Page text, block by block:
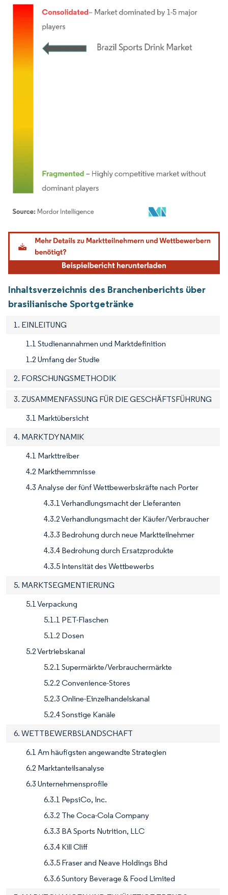
Bild © Mordor Intelligence. Wiederverwendung erfordert Namensnennung gemäß
Inhaltsverzeichnis des Branchenberichts über
brasilianische Sportgetränke
1. EINLEITUNG
1.1 Studienannahmen und Marktdefinition
1.2 Umfang der Studie
2. FORSCHUNGSMETHODIK
3. ZUSAMMENFASSUNG FÜR DIE GESCHÄFTSFÜHRUNG
3.1 Marktübersicht
4. MARKTDYNAMIK
4.1 Markttreiber
4.2 Markthemmnisse
4.3 Analyse der fünf Wettbewerbskräfte nach Porter
4.3.1 Verhandlungsmacht der Lieferanten
4.3.2 Verhandlungsmacht der Käufer/Verbraucher
4.3.3 Bedrohung durch neue Marktteilnehmer
4.3.4 Bedrohung durch Ersatzprodukte
4.3.5 Intensität des Wettbewerbs
5. MARKTSEGMENTIERUNG
5.1 Verpackung
5.1.1 PET-Flaschen
5.1.2 Dosen
5.2 Vertriebskanal
5.2.1 Supermärkte/Verbrauchermärkte
5.2.2 Convenience-Stores
5.2.3 Online-Einzelhandelskanal
5.2.4 Sonstige Kanäle
6. WETTBEWERBSLANDSCHAFT
6.1 Am häufigsten angewandte Strategien
6.2 Marktanteilsanalyse
6.3 Unternehmensprofile
6.3.1 PepsiCo, Inc.
6.3.2 The Coca-Cola Company
6.3.3 BA Sports Nutrition, LLC
6.3.4 Kill Cliff
6.3.5 Fraser and Neave Holdings Bhd
6.3.6 Suntory Beverage & Food Limited